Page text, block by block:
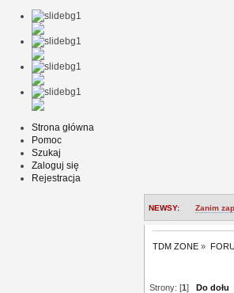
Strona główna
Pomoc
Szukaj
Zaloguj się
Rejestracja
NEWSY: Zanim
TDM ZONE »
Strony: [1]Do dołu